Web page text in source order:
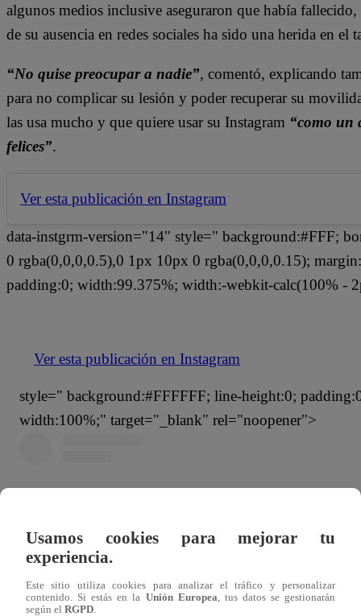
algunos medios inclusive aseguraron que había
de su ausencia en redes sociales ha sido una herida en el
“No quise preocupar a nadie”, comentó, explicando
para no complicar su lesión y poder recuperar su
las usa mucho y que quiere usar su Instagram “como un
felices”.
Ver esta publicación en Instagram
data-instgrm-version="14" style=" background:#FFF;
0 rgba(0,0,0,0.5),0 1px 10px 0 rgba(0,0,0,0.15);
padding:0; width:99.375%; width:-webkit-calc(100% -
Ver esta publicación en Instagram
style=" background:#FFFFFF; line-height:0;
width:100%;" target="_blank" rel="noopener">
Usamos cookies para mejorar tu
experiencia.
Este sitio utiliza cookies para analizar el tráfico y personalizar
contenido. Si estás en la Unión Europea , tus datos se gestionarán
según el RGPD